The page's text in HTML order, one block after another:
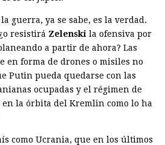
guerra, ya se sabe, es la verdad.
resistirá Zelenski la ofensiva por
a partir de ahora? Las
en forma de drones o misiles no
Putin pueda quedarse con las
ocupadas y el régimen de
la órbita del Kremlin como lo ha
como Ucrania, que en los últimos